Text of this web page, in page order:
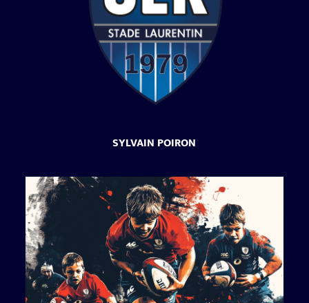
SYLVAIN POIRON